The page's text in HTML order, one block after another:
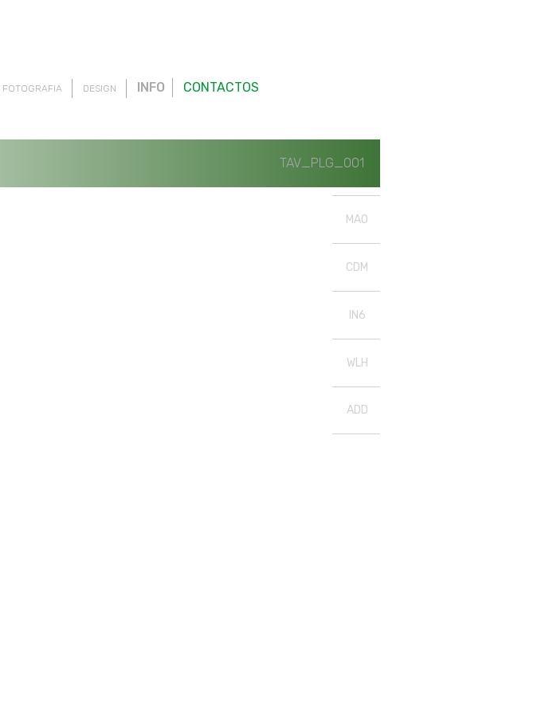
FOTOGRAFIA DESIGN INFO CONTACTOS
TAV_PLG_001
MAO
CDM
IN6
WLH
ADD